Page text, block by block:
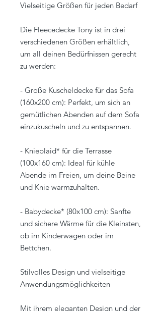
Vielseitige Größen für jeden Bedarf
Die Fleecedecke Tony ist in drei
verschiedenen Größen erhältlich,
um all deinen Bedürfnissen gerecht
zu werden:
- Große Kuscheldecke für das Sofa
(160x200 cm): Perfekt, um sich an
gemütlichen Abenden auf dem Sofa
einzukuscheln und zu entspannen.
- Knieplaid* für die Terrasse
(100x160 cm): Ideal für kühle
Abende im Freien, um deine Beine
und Knie warmzuhalten.
- Babydecke* (80x100 cm): Sanfte
und sichere Wärme für die Kleinsten,
ob im Kinderwagen oder im
Bettchen.
Stilvolles Design und vielseitige
Anwendungsmöglichkeiten
Mit ihrem eleganten Design und der